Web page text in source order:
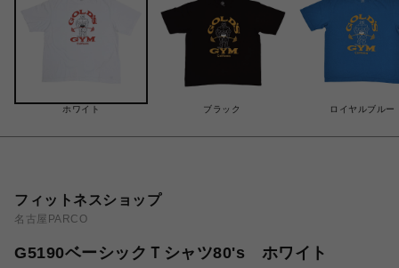
ホワイト ブラック ロイヤルブルー
フィットネスショップ
名古屋PARCO
G5190ベーシックＴシャツ80's ホワイト